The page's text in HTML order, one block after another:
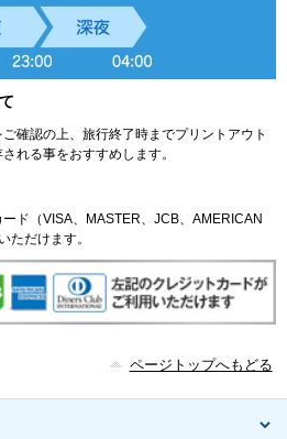
確認の上、旅行終了時までプリントアウト
れる事をおすすめします。
ド（VISA、MASTER、JCB、AMERICAN
ただけます。
ページトップへもどる